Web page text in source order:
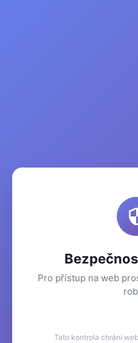
Pro přístup na web
Tato kontrola chrání